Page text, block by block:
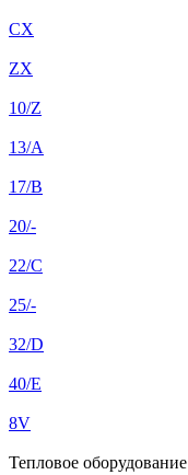
CX
ZX
10/Z
13/A
17/B
20/-
22/C
25/-
32/D
40/E
8V
Тепловое оборудование